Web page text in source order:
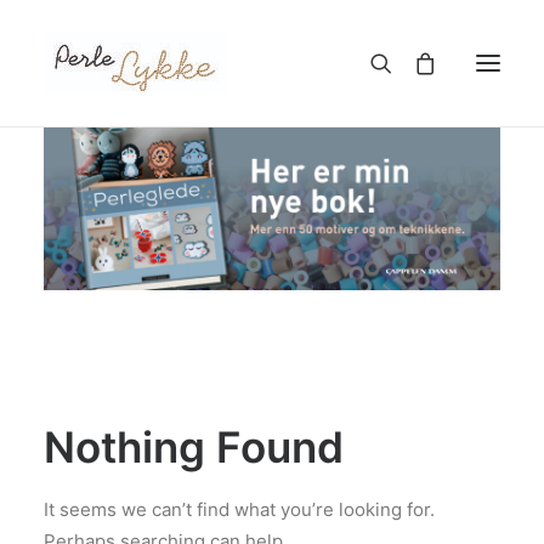
Hjem
Nettbutikk
Blogg
TIL HANDLEKURV
Nothing Found
It seems we can’t find what you’re looking for.